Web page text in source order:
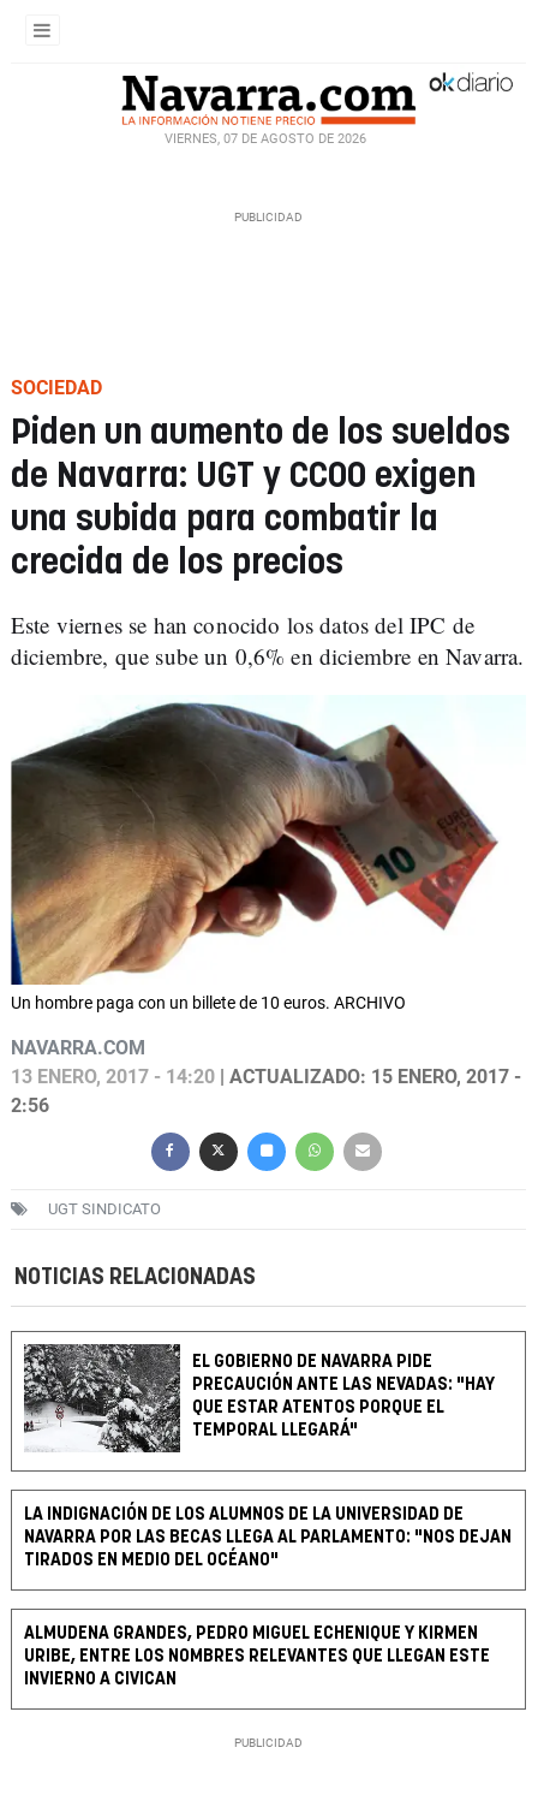
VIERNES, 07 DE AGOSTO DE 2026
SOCIEDAD
Piden un aumento de los sueldos
de Navarra: UGT y CCOO exigen
una subida para combatir la
crecida de los precios
Este viernes se han conocido los datos del IPC de
diciembre, que sube un 0,6% en diciembre en Navarra.
Un hombre paga con un billete de 10 euros. ARCHIVO
NAVARRA.COM
13 ENERO, 2017 - 14:20 | ACTUALIZADO: 15 ENERO, 2017 -
2:56
UGT SINDICATO
NOTICIAS RELACIONADAS
EL GOBIERNO DE NAVARRA PIDE
PRECAUCIÓN ANTE LAS NEVADAS: "HAY
QUE ESTAR ATENTOS PORQUE EL
TEMPORAL LLEGARÁ"
LA INDIGNACIÓN DE LOS ALUMNOS DE LA UNIVERSIDAD DE
NAVARRA POR LAS BECAS LLEGA AL PARLAMENTO: "NOS DEJAN
TIRADOS EN MEDIO DEL OCÉANO"
ALMUDENA GRANDES, PEDRO MIGUEL ECHENIQUE Y KIRMEN
URIBE, ENTRE LOS NOMBRES RELEVANTES QUE LLEGAN ESTE
INVIERNO A CIVICAN